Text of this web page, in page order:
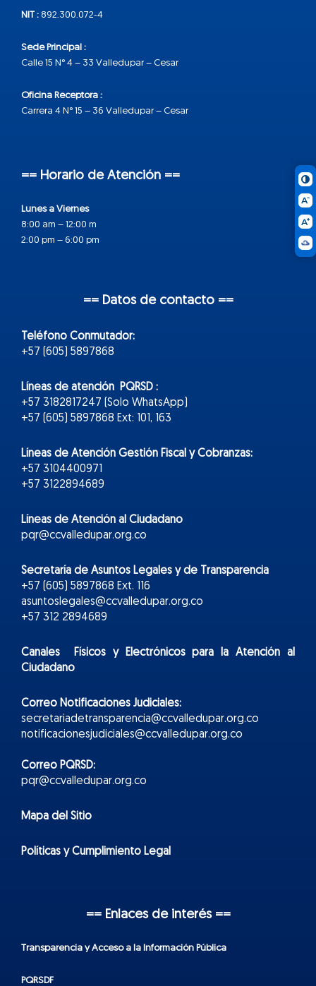
NIT : 892.300.072-4
Sede Principal :
Calle 15 N° 4 – 33 Valledupar – Cesar
Oficina Receptora :
Carrera 4 N° 15 – 36 Valledupar – Cesar
== Horario de Atención ==
Lunes a Viernes
8:00 am – 12:00 m
2:00 pm – 6:00 pm
== Datos de contacto ==
Teléfono Conmutador:
+57 (605) 5897868
Líneas de atención PQRSD :
+57 3182817247 (Solo WhatsApp)
+57 (605) 5897868 Ext: 101, 163
Líneas de Atención Gestión Fiscal y Cobranzas:
+57 3104400971
+57 3122894689
Líneas de Atención al Ciudadano
pqr@ccvalledupar.org.co
Secretaría de Asuntos Legales y de Transparencia
+57 (605) 5897868 Ext. 116
asuntoslegales@ccvalledupar.org.co
+57 312 2894689
Canales Físicos yElectrónicospara la Atención al
Ciudadano
Correo Notificaciones Judiciales:
secretariadetransparencia@ccvalledupar.org.co
notificacionesjudiciales@ccvalledupar.org.co
Correo PQRSD:
pqr@ccvalledupar.org.co
Mapa del Sitio
Políticas y Cumplimiento Legal
== Enlaces de interés ==
Transparencia y Acceso a la Información Pública
PQRSDF